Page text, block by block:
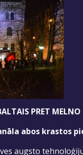
PRET MELNO
abos krastos
augsto